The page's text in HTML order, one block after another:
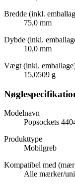
Bredde (inkl.
75,0 mm
Dybde (inkl.
10,0 mm
Vægt (inkl.
15,0509 g
Modelnavn
Popsockets
Produkttype
Mobilgreb
Kompatibel med
Alle mærker/